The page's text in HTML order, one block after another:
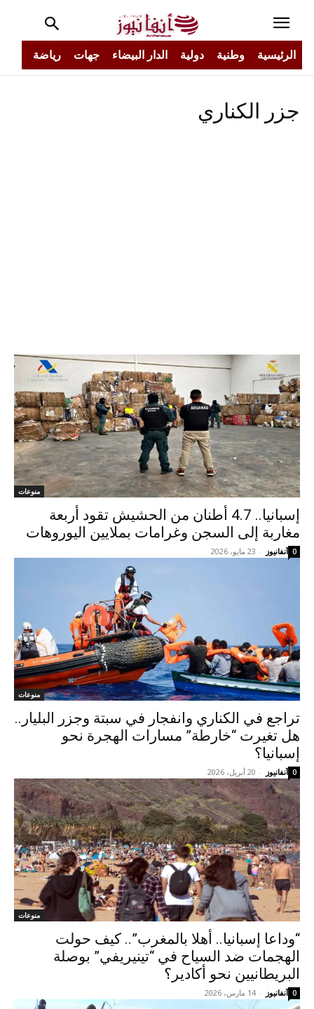
الرئيسية وطنية دولية الدار البيضاء جهات رياضة
جزر الكناري
منوعات
إسبانيا.. 4.7 أطنان من الحشيش تقود أربعة
مغاربة إلى السجن وغرامات بملايين اليوروهات
آنفانيوز - 23 مايو، 2026 0
منوعات
تراجع في الكناري وانفجار في سبتة وجزر البليار..
هل تغيرت “خارطة” مسارات الهجرة نحو
إسبانيا؟
آنفانيوز - 20 أبريل، 2026 0
منوعات
“وداعا إسبانيا.. أهلا بالمغرب”.. كيف حولت
الهجمات ضد السياح في “تينيريفي” بوصلة
البريطانيين نحو أكادير؟
آنفانيوز - 14 مارس، 2026 0